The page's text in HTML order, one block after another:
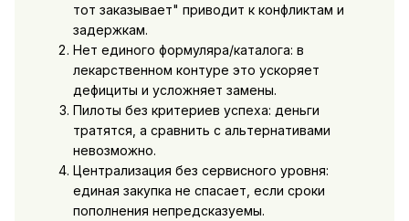
тот заказывает" приводит к конфликтам и
задержкам.
Нет единого формуляра/каталога: в
лекарственном контуре это ускоряет
дефициты и усложняет замены.
Пилоты без критериев успеха: деньги
тратятся, а сравнить с альтернативами
невозможно.
Централизация без сервисного уровня:
единая закупка не спасает, если сроки
пополнения непредсказуемы.